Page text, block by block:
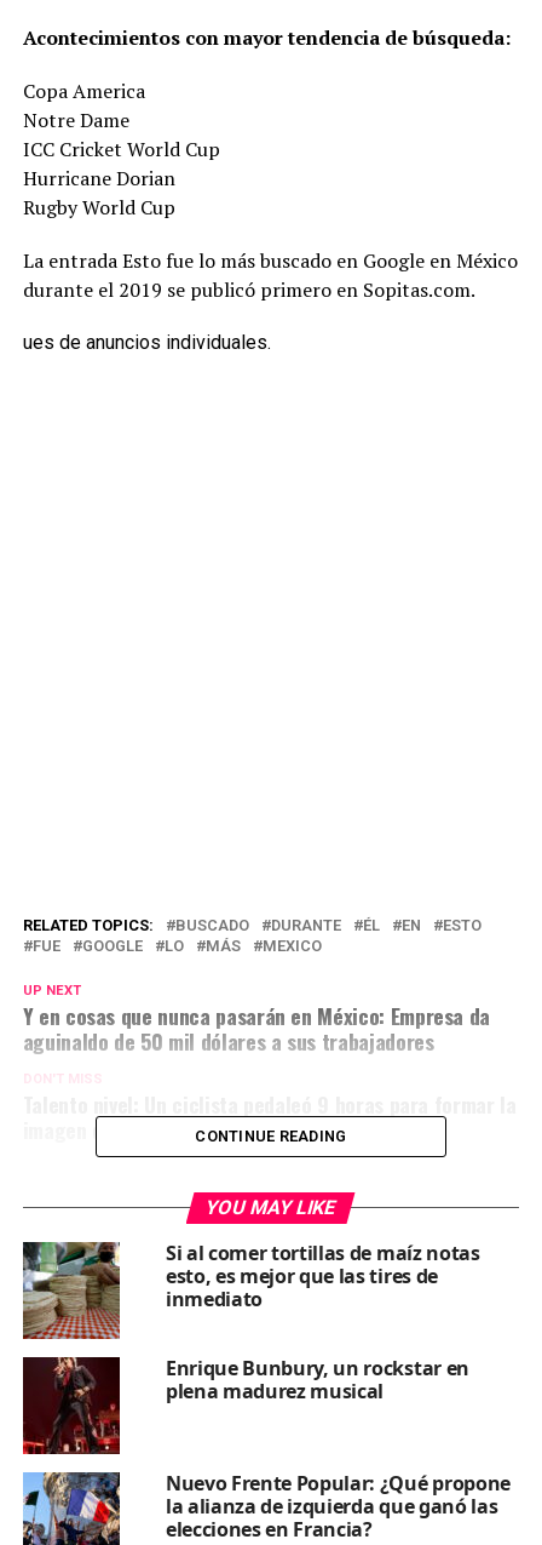
Acontecimientos con mayor tendencia de búsqueda:
Copa America
Notre Dame
ICC Cricket World Cup
Hurricane Dorian
Rugby World Cup
La entrada Esto fue lo más buscado en Google en México
durante el 2019 se publicó primero en Sopitas.com.
ues de anuncios individuales.
RELATED TOPICS: BUSCADO DURANTE ÉL EN
ESTO
FUE
GOOGLE LO MÁS MEXICO
UP NEXT
Y en cosas que nunca pasarán en México: Empresa da
aguinaldo de 50 mil dólares a sus trabajadores
DON'T MISS
imagen de un reno en una app
CONTINUE READING
YOU MAY LIKE
Si al comer tortillas de maíz notas
esto, es mejor que las tires de
inmediato
Enrique Bunbury, un rockstar en
plena madurez musical
Nuevo Frente Popular: ¿Qué propone
la alianza de izquierda que ganó las
elecciones en Francia?